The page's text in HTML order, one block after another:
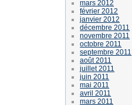
mars 2012
février 2012
janvier 2012
décembre 2011
novembre 2011
octobre 2011
septembre 2011
août 2011
juillet 2011
juin 2011
mai 2011
avril 2011
mars 2011